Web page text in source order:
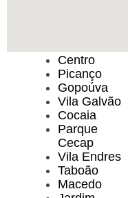
Centro
Picanço
Gopoúva
Vila Galvão
Cocaia
Parque
Cecap
Vila Endres
Taboão
Macedo